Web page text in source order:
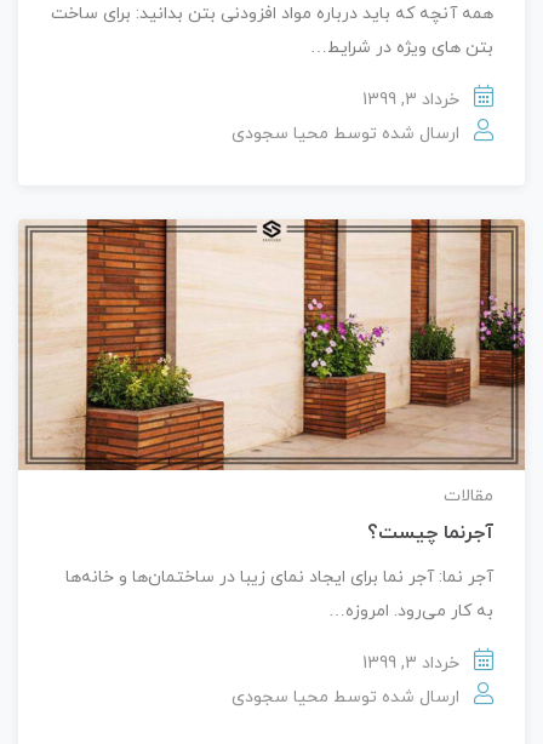
همه آنچه که باید درباره مواد افزودنی بتن بدانید: برای ساخت
بتن های ویژه در شرایط…
خرداد 3, 1399
ارسال شده توسط محیا سجودی
مقالات
آجرنما چیست؟
آجر نما: آجر نما برای ایجاد نمای زیبا در ساختمان‌ها و خانه‌ها
به کار می‌رود. امروزه…
خرداد 3, 1399
ارسال شده توسط محیا سجودی